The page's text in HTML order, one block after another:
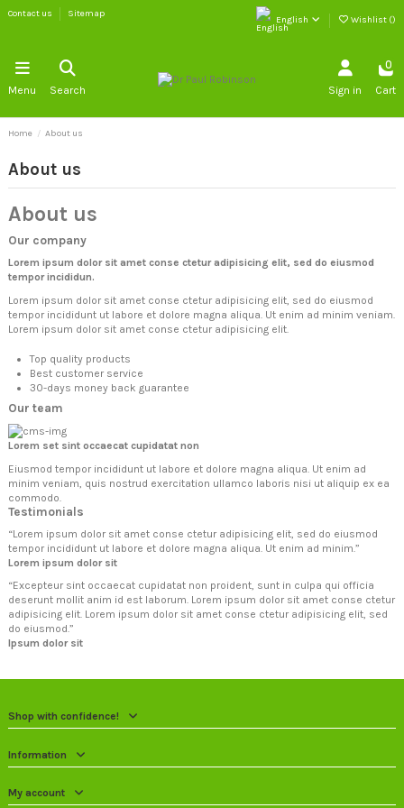
Contact us Sitemap
English Wishlist ()
Menu Search Sign in
0
Cart
Home About us
About us
About us
Our company
Lorem ipsum dolor sit amet conse ctetur adipisicing elit, sed do eiusmod
tempor incididun.
Lorem ipsum dolor sit amet conse ctetur adipisicing elit, sed do eiusmod
tempor incididunt ut labore et dolore magna aliqua. Ut enim ad minim veniam.
Lorem ipsum dolor sit amet conse ctetur adipisicing elit.
Top quality products
Best customer service
30-days money back guarantee
Our team
Lorem set sint occaecat cupidatat non
Eiusmod tempor incididunt ut labore et dolore magna aliqua. Ut enim ad
minim veniam, quis nostrud exercitation ullamco laboris nisi ut aliquip ex ea
commodo.
Testimonials
“Lorem ipsum dolor sit amet conse ctetur adipisicing elit, sed do eiusmod
tempor incididunt ut labore et dolore magna aliqua. Ut enim ad minim. ”
Lorem ipsum dolor sit
“Excepteur sint occaecat cupidatat non proident, sunt in culpa qui officia
deserunt mollit anim id est laborum. Lorem ipsum dolor sit amet conse ctetur
adipisicing elit. Lorem ipsum dolor sit amet conse ctetur adipisicing elit, sed
do eiusmod.”
Ipsum dolor sit
Shop with confidence!
Information
My account